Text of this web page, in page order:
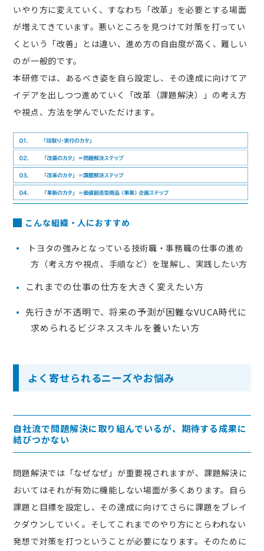
いやり方に変えていく、すなわち「改革」を必要とする場面
が増えてきています。悪いところを見つけて対策を打ってい
くという「改善」とは違い、進め方の自由度が高く、難しい
のが一般的です。
本研修では、あるべき姿を自ら設定し、その達成に向けてア
イデアを出しつつ進めていく「改革（課題解決）」の考え方
や視点、方法を学んでいただけます。
こんな組織・人におすすめ
トヨタの強みとなっている技術職・事務職の仕事の進め
方（考え方や視点、手順など）を理解し、実践したい方
これまでの仕事の仕方を大きく変えたい方
先行きが不透明で、将来の予測が困難なVUCA時代に
求められるビジネススキルを養いたい方
よく寄せられるニーズやお悩み
自社流で問題解決に取り組んでいるが、期待する成果に
結びつかない
問題解決では「なぜなぜ」が重要視されますが、課題解決に
おいてはそれが有効に機能しない場面が多くあります。自ら
課題と目標を設定し、その達成に向けてさらに課題をブレイ
クダウンしていく。そしてこれまでのやり方にとらわれない
発想で対策を打つということが必要になります。そのために